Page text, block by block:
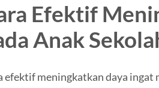
Efektif
Anak
efektif meningkatkan daya ingat